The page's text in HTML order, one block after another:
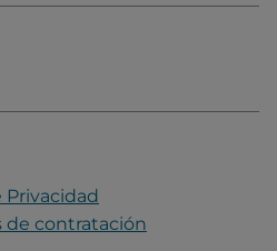
Privacidad
de contratación